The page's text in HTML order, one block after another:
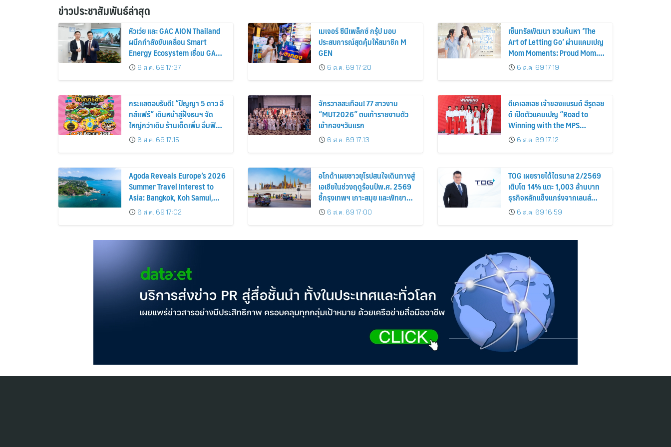
ข่าวประชาสัมพันธ์ล่าสุด
หัวเว่ย และ GAC AION Thailand
ผนึกกำลังขับเคลื่อน Smart
Energy Ecosystem เชื่อม GAC
GN8 PHEV รถยนต์ MPV ระดับ
พรีเมียม เข้ากับพลังงานแสง
6 ส.ค. 69 17:37
เมเจอร์ ซีนีเพล็กซ์ กรุ้ป มอบ
ประสบการณ์สุดคุ้มให้สมาชิก M
GEN
6 ส.ค. 69 17:20
เซ็นทรัลพัฒนา ชวนค้นหา ‘The
Art of Letting Go’ ผ่านแคมเปญ
Mom Moments: Proud Mom.
Proud of My Mom.
6 ส.ค. 69 17:19
กระแสตอบรับดี! “ปัญญา 5 ดาว อี
ทส์แฟร์” เดินหน้าสู่ฝั่งธนฯ จัด
ใหญ่กว่าเดิม ร้านเด็ดเพิ่ม อิ่มฟิน
10 วันเต็ม!
6 ส.ค. 69 17:15
จักรวาลสะเทือน! 77 สาวงาม
“MUT2026” ตบเท้ารายงานตัว
เข้ากองฯวันแรก
6 ส.ค. 69 17:13
ดีเคเอสเอช เจ้าของแบรนด์ ฮีรูดอย
ด์ เปิดตัวแคมเปญ “Road to
Winning with the MPS
Science”
6 ส.ค. 69 17:12
Agoda Reveals Europe’s 2026
Summer Travel Interest to
Asia: Bangkok, Koh Samui,
and Pattaya Among the Top
Cities
6 ส.ค. 69 17:02
อโกด้าเผยชาวยุโรปสนใจเดินทางสู่
เอเชียในช่วงฤดูร้อนปีพ.ศ. 2569
ชี้กรุงเทพฯ เกาะสมุย และพัทยา
ติดอันดับเมืองยอดนิยม
6 ส.ค. 69 17:00
TOG เผยรายได้ไตรมาส 2/2569
เติบโต 14% แตะ 1,003 ล้านบาท
ธุรกิจหลักแข็งแกร่งจากเลนส์
มูลค่าเพิ่ม และการขยายตลาดต่าง
ประเทศ พร้อมเดินหน้าลงทุนเพื่อ
6 ส.ค. 69 16:59